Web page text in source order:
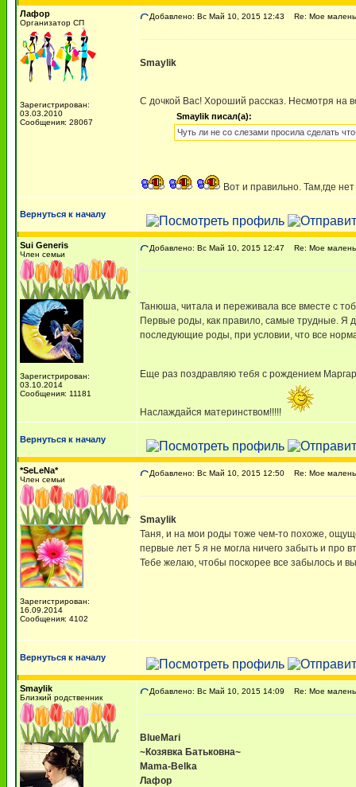
Лафор
Организатор СП
Зарегистрирован:
03.03.2010
Сообщения: 28067
Добавлено: Вс Май 10, 2015 12:43 Re: Мое
Smaylik
С дочкой Вас! Хороший рассказ. Несмотря на
Smaylik писал(а):
Чуть ли не со слезами просила сделать
Вот и правильно. Там,где
Вернуться к началу
Sui Generis
Член семьи
Зарегистрирован:
03.10.2014
Сообщения: 11181
Добавлено: Вс Май 10, 2015 12:47 Re: Мое
Танюша, читала и переживала все вместе с
Первые роды, как правило, самые трудные. Я
последующие роды, при условии, что все
Еще раз поздравляю тебя с рождением
Наслаждайся материнством!!!!!
Вернуться к началу
*SeLeNa*
Член семьи
Зарегистрирован:
16.09.2014
Сообщения: 4102
Добавлено: Вс Май 10, 2015 12:50 Re: Мое
Smaylik
Таня, и на мои роды тоже чем-то похоже,
первые лет 5 я не могла ничего забыть и про
Тебе желаю, чтобы поскорее все забылось и
Вернуться к началу
Smaylik
Близкий родственник
Добавлено: Вс Май 10, 2015 14:09 Re: Мое
BlueMari
~Козявка Батьковна~
Mama-Belka
Лафор